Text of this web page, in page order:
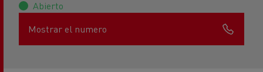
Abierto
Mostrar el numero